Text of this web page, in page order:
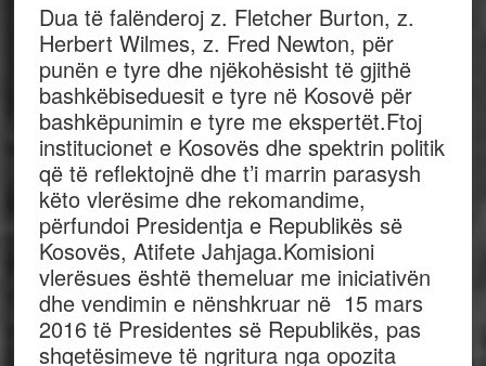
Dua të falënderoj z. Fletcher Burton, z.
Herbert Wilmes, z. Fred Newton, për
punën e tyre dhe njëkohësisht të gjithë
bashkëbiseduesit e tyre në Kosovë për
bashkëpunimin e tyre me ekspertët.Ftoj
institucionet e Kosovës dhe spektrin politik
që të reflektojnë dhe t’i marrin parasysh
këto vlerësime dhe rekomandime,
përfundoi Presidentja e Republikës së
Kosovës, Atifete Jahjaga.Komisioni
vlerësues është themeluar me iniciativën
dhe vendimin e nënshkruar në 15 mars
2016 të Presidentes së Republikës, pas
shqetësimeve të ngritura nga opozita